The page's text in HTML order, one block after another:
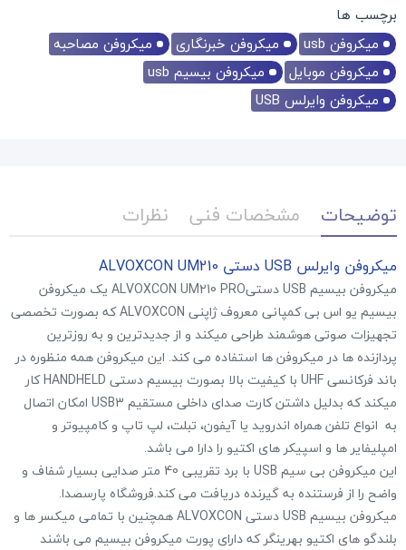
برچسب ها
میکروفن usb
میکروفن خبرنگاری
میکروفن مصاحبه
میکروفن موبایل
میکروفن بیسیم usb
میکروفن وایرلس USB
توضیحات مشخصات فنی نظرات
میکروفن وایرلس USB دستی ALVOXCON UM210
میکروفن بیسیم USB دستیALVOXCON UM210 PRO یک میکروفن
بیسیم یو اس بی کمپانی معروف ژاپنی ALVOXCON که بصورت تخصصی
تجهیزات صوتی هوشمند طراحی میکند و از جدیدترین و به روزترین
پردازنده ها در میکروفن ها استفاده می کند. این میکروفن همه منظوره در
باند فرکانسی UHF با کیفیت بالا بصورت بیسیم دستی HANDHELD کار
میکند که بدلیل داشتن کارت صدای داخلی مستقیم USB3 امکان اتصال
به انواع تلفن همراه اندروید یا آیفون، تبلت، لپ تاپ و کامپیوتر و
امپلیفایر ها و اسپیکر های اکتیو را دارا می باشد.
این میکروفن بی سیم USB با برد تقریبی 40 متر صدایی بسیار شفاف و
واضح را از فرستنده به گیرنده دریافت می کند.فروشگاه پارسصدا.
میکروفن بیسیم USB دستی ALVOXCON همچنین با تمامی میکسر ها و
بلندگو های اکتیو بهرینگر که دارای پورت میکروفن بیسیم می باشند